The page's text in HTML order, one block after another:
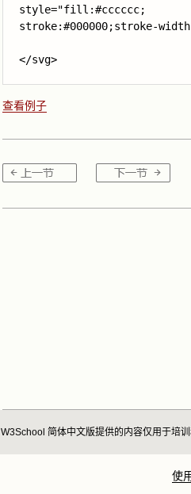
style="fill:#cccccc;
stroke:#000000;stroke-
</svg>
查看例子
W3School 简体中文版提供的内容仅用于培
使